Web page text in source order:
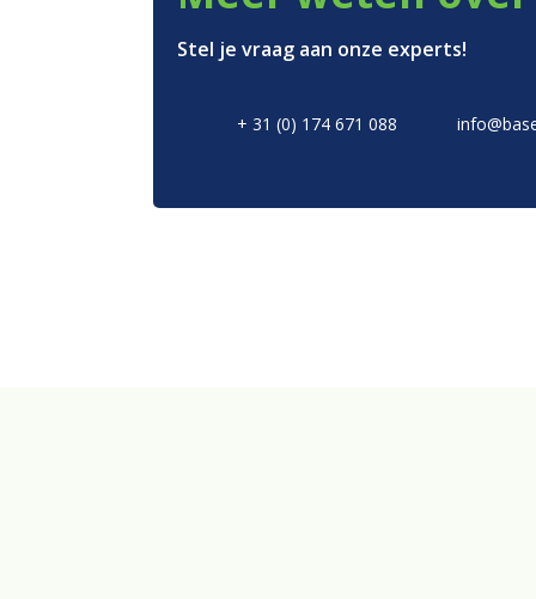
Stel je vraag aan onze experts!
+ 31 (0) 174 671 088